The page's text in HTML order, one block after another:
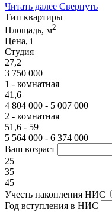
Читать далее Свернуть
Тип квартиры
Площадь, м2
Цена, i
Студия
27,2
3 750 000
1 - комнатная
41,6
4 804 000 - 5 007 000
2 - комнатная
51,6 - 59
5 564 000 - 6 374 000
Ваш возраст
25
35
45
Учесть накопления НИС
Год вступления в НИС